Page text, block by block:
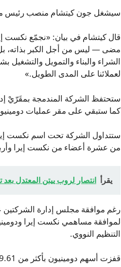
سيشغل جون كيتشام منصب رئيس
قال كيتشام في بيان: «نجمّع نكست
مضى — ليس من أجل الكبر بذاته،
الشراء والبناء والتمويل والتشغيل
لعملائنا على المدى الطويل.»
ستحتفظ الشركة المندمجة بمقَرّيْ
كما ستبقي على مقر عمليات
من عشرة أعضاء من نكست إيرا
يقرأ انتصار لروب ييتن المعتدل
لموافقة مساهمي نكست إيرا
التنظيم النووي.
قفزت أسهم دومينيون بأكثر من 9.61% في تداولات الصباح، في حين تراجع سهم نكست إيرا بنسبة 5%.